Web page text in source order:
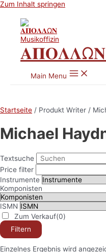
Zum Inhalt springen
𝚨𝚷𝚶𝚲𝚲Ω𝚴
Main Menu
Startseite / Produkt Writer /
Michael
Textsuche
Price filter
Instrumente
Komponisten
ISMN
Zum Verkauf(0)
Filtern
Einzelnes Ergebnis wird